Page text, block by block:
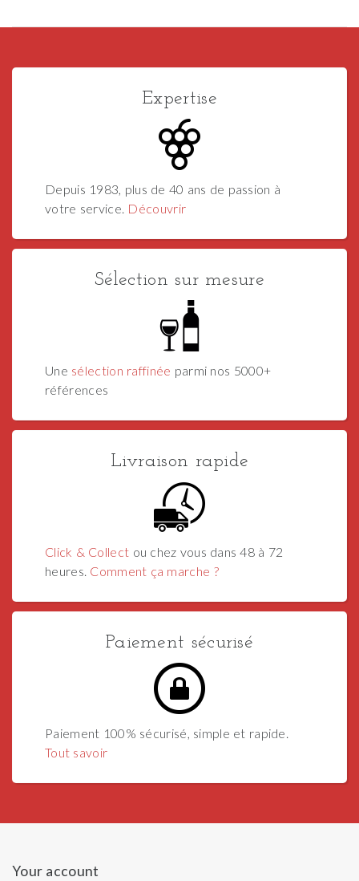
Expertise
Depuis 1983, plus de 40 ans de passion à
votre service. Découvrir
Sélection sur mesure
Une sélection raffinée parmi nos 5000+
références
Livraison rapide
Click & Collect ou chez vous dans 48 à 72
heures. Comment ça marche ?
Paiement sécurisé
Paiement 100% sécurisé, simple et rapide.
Tout savoir
Your account